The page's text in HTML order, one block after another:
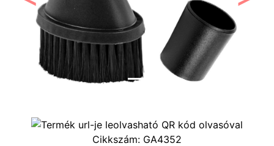
Előző
Cikkszám: GA4352